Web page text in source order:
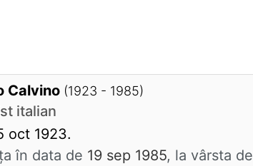
Calvino (1923 - 1985)
italian
oct 1923.
în data de 19 sep 1985, la vârsta de